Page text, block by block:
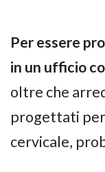
Per essere
in un ufficio
oltre che
progettati per
cervicale,